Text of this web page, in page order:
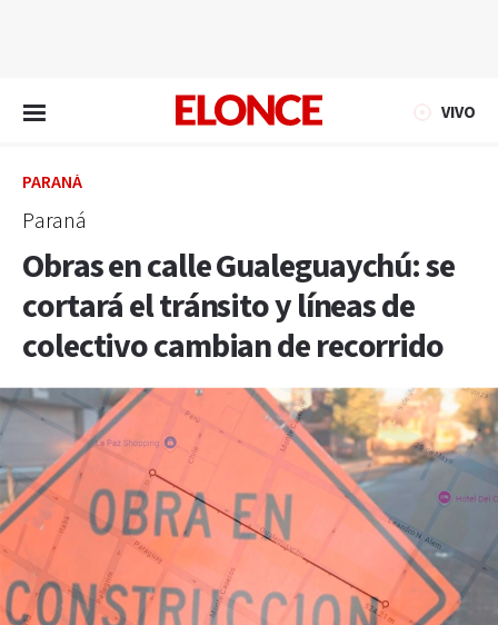
VIVO
PARANÁ
Paraná
Obras en calle Gualeguaychú: se
cortará el tránsito y líneas de
colectivo cambian de recorrido